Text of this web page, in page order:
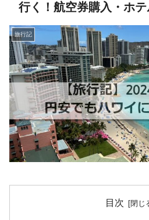
行く！航空券購入・ホ
旅行記
目次